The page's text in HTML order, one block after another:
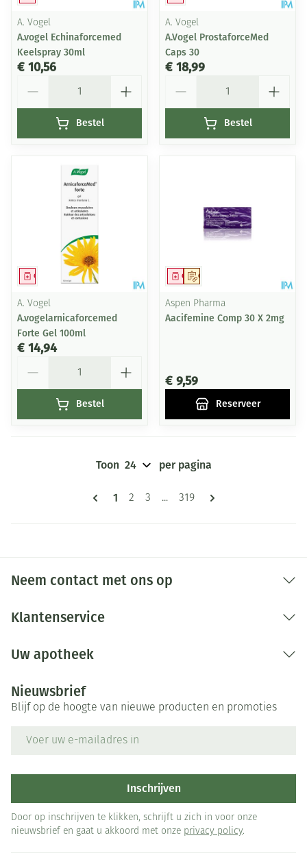
A. Vogel
A.vogel Echinaforcemed
Keelspray 30ml
€ 10,56
Bestel
A. Vogel
A.Vogel ProstaforceMed
Caps 30
€ 18,99
Bestel
Geneesmiddel
A. Vogel
A.vogelarnicaforcemed
Forte Gel 100ml
€ 14,94
Bestel
Op voorschrift
Geneesmiddel
Aspen Pharma
Aacifemine Comp 30 X 2mg
€ 9,59
Reserveer
Pagina's
U lees momenteel pagina
1 Pagina
2 Pagina
3 ... Pagina
319
Toon per pagina
Neem contact met ons op
Klantenservice
Uw apotheek
Nieuwsbrief
Blijf op de hoogte van nieuwe producten en promoties
Inschrijven
Door op inschrijven te klikken, schrijft u zich in voor onze
nieuwsbrief en gaat u akkoord met onze privacy policy.